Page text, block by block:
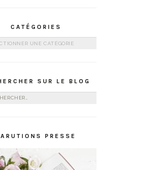
CATÉGORIES
SUR LE BLOG
:
PRESSE